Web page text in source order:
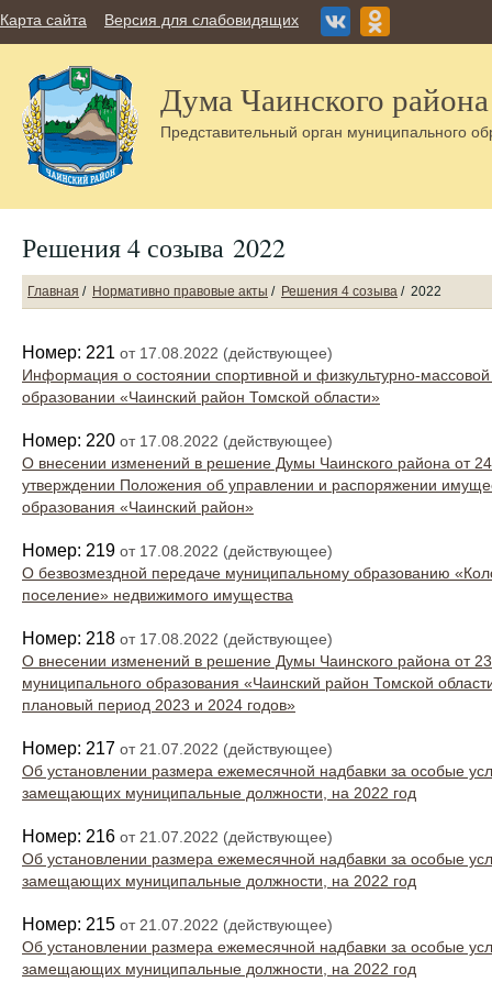
Карта сайта Версия для слабовидящих
Дума Чаинского района
Представительный орган муниципального
Решения 4 созыва 2022
Главная / Нормативно правовые акты / Решения 4 созыва / 2022
Номер: 221 от 17.08.2022 (действующее)
Информация о состоянии спортивной и физкультурно-
образовании «Чаинский район Томской области»
Номер: 220 от 17.08.2022 (действующее)
О внесении изменений в решение Думы Чаинского района от
утверждении Положения об управлении и распоряжении
образования «Чаинский район»
Номер: 219 от 17.08.2022 (действующее)
О безвозмездной передаче муниципальному образованию
поселение» недвижимого имущества
Номер: 218 от 17.08.2022 (действующее)
О внесении изменений в решение Думы Чаинского района от
муниципального образования «Чаинский район Томской
плановый период 2023 и 2024 годов»
Номер: 217 от 21.07.2022 (действующее)
Об установлении размера ежемесячной надбавки за особые
замещающих муниципальные должности, на 2022 год
Номер: 216 от 21.07.2022 (действующее)
Об установлении размера ежемесячной надбавки за особые
замещающих муниципальные должности, на 2022 год
Номер: 215 от 21.07.2022 (действующее)
Об установлении размера ежемесячной надбавки за особые
замещающих муниципальные должности, на 2022 год